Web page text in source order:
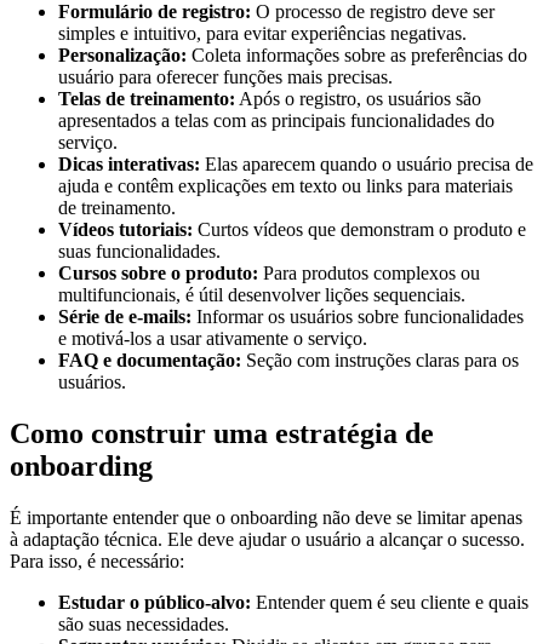
Formulário de registro: O processo de registro deve ser
simples e intuitivo, para evitar experiências negativas.
Personalização: Coleta informações sobre as preferências do
usuário para oferecer funções mais precisas.
Telas de treinamento: Após o registro, os usuários são
apresentados a telas com as principais funcionalidades do
serviço.
Dicas interativas: Elas aparecem quando o usuário precisa de
ajuda e contêm explicações em texto ou links para materiais
de treinamento.
Vídeos tutoriais: Curtos vídeos que demonstram o produto e
suas funcionalidades.
Cursos sobre o produto: Para produtos complexos ou
multifuncionais, é útil desenvolver lições sequenciais.
Série de e-mails: Informar os usuários sobre funcionalidades
e motivá-los a usar ativamente o serviço.
FAQ e documentação: Seção com instruções claras para os
usuários.
Como construir uma estratégia de
onboarding
É importante entender que o onboarding não deve se limitar apenas
à adaptação técnica. Ele deve ajudar o usuário a alcançar o sucesso.
Para isso, é necessário:
Estudar o público-alvo: Entender quem é seu cliente e quais
são suas necessidades.